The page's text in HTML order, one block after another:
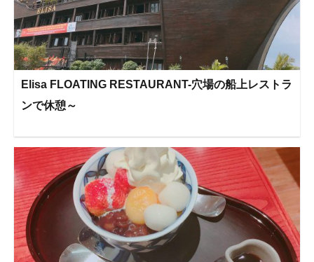
Elisa FLOATING RESTAURANT-穴場の船上レストラ
ンで休憩～